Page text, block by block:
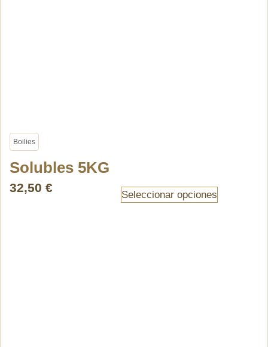
Boilies
Solubles 5KG
32,50 €
Seleccionar opciones